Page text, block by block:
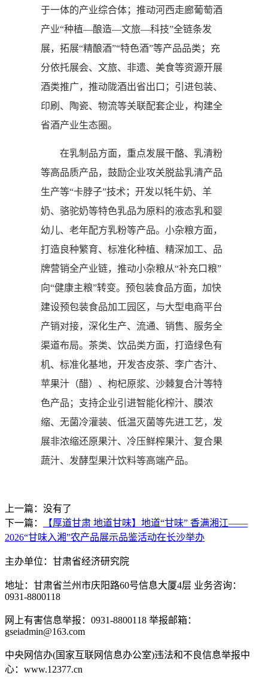
于一体的产业综合体；推动河西走廊葡萄酒
产业“种植—酿造—文旅—科技”全链条发
展，拓展“精酿酒”“特色酒”等产品品类；充
分依托展会、文旅、非遗、美食等资源开展
酒类推广，推动陇酒出省出口；引进包装、
印刷、陶瓷、物流等关联配套企业，构建全
省酒产业生态圈。
在乳制品方面，重点发展干酪、乳清粉
等高品质产品，鼓励企业攻关脱盐乳清产品
生产等“卡脖子”技术；开发以牦牛奶、羊
奶、骆驼奶等特色乳品为原料的液态乳和婴
幼儿、老年配方乳粉等产品。小杂粮方面，
打造良种繁育、标准化种植、精深加工、品
牌营销全产业链，推动小杂粮从“补充口粮”
向“健康主粮”转变。预包装食品方面，加快
建设预包装食品加工园区，与大型电商平台
产销对接，深化生产、流通、销售、服务全
渠道布局。茶类、饮品类方面，打造绿色有
机、标准化基地，开发杏皮茶、李广杏汁、
苹果汁（醋）、枸杞原浆、沙棘复合汁等特
色产品；支持企业引进智能化榨汁、膜浓
缩、无菌冷灌装、低温灭菌等先进工艺，发
展非浓缩还原果汁、冷压鲜榨果汁、复合果
蔬汁、发酵型果汁饮料等高端产品。
上一篇：没有了
下一篇：
【厚道甘肃 地道甘味】地道“甘味” 香满湘江——
2026“甘味入湘”农产品展示品鉴活动在长沙举办
主办单位：甘肃省经济研究院
地址：甘肃省兰州市庆阳路60号信息大厦4层 业务咨询：
0931-8800118
网上有害信息举报：0931-8800118 举报邮箱：
gseiadmin@163.com
中央网信办(国家互联网信息办公室)违法和不良信息举报中
心：www.12377.cn